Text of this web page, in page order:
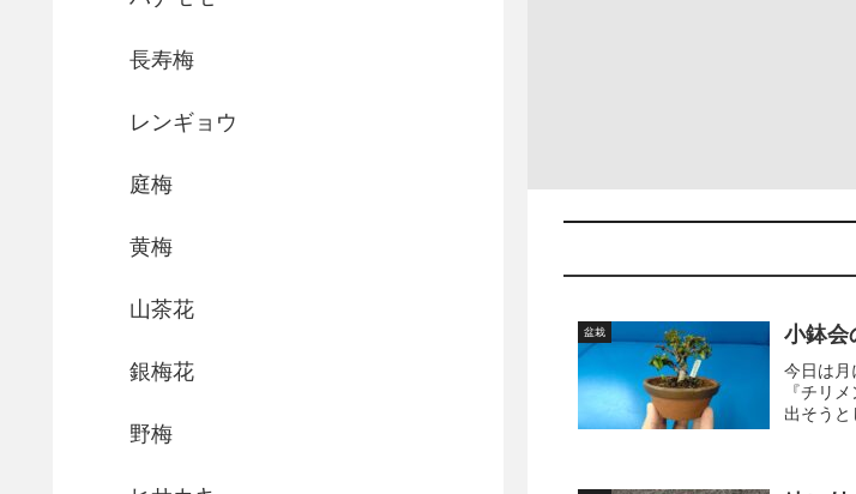
盆栽 小鉢会
今日は月
『チリ
出そうと
長寿梅
レンギョウ
庭梅
黄梅
山茶花
銀梅花
野梅